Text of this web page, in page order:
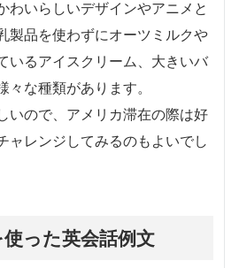
わいらしいデザインやアニメと
製品を使わずにオーツミルクや
いるアイスクリーム、大きいバ
な種類があります。
いので、アメリカ滞在の際は好
ャレンジしてみるのもよいでし
った英会話例文